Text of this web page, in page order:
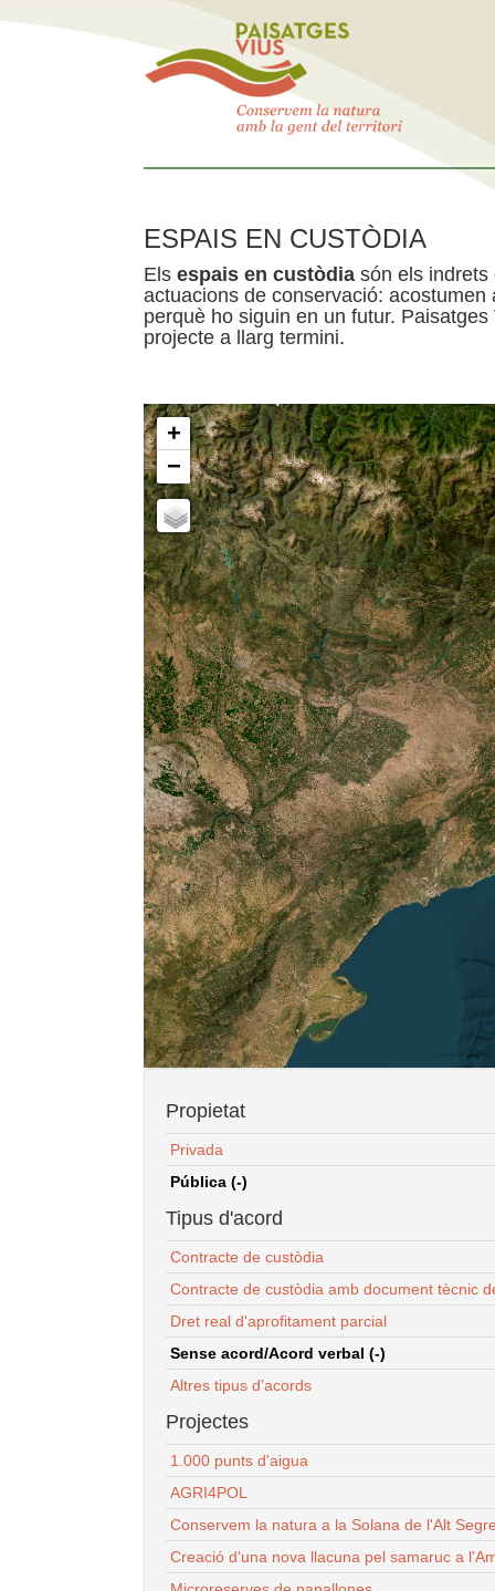
ESPAIS EN CUSTÒDIA
Els espais en custòdia són els indrets
actuacions de conservació:
perquè ho siguin en un futur.
projecte a llarg termini.
+
−
Propietat
Privada
Pública (-)
Tipus d'acord
Contracte de custòdia
Contracte de custòdia amb document tècnic
Dret real d'aprofitament parcial
Sense acord/Acord verbal (-)
Altres tipus d'acords
Projectes
1.000 punts d'aigua
AGRI4POL
Conservem la natura a la Solana de l'Alt
Creació d'una nova llacuna pel samaruc a